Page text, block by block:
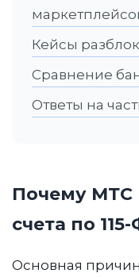
Кейсы
Сравнение
Ответы на
Почему МТС
счета по
Основная